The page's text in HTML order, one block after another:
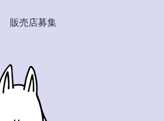
販売店募集